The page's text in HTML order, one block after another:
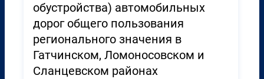
обустройства) автомобильных
дорог общего пользования
регионального значения в
Гатчинском, Ломоносовском и
Сланцевском районах